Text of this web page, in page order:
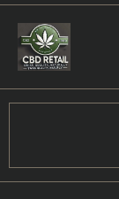
Skip
content